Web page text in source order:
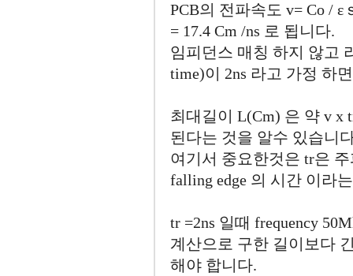
PCB의 전파속도 v= Co /
= 17.4 Cm /ns 로 됩니다.
임피던스 매칭 하지 않고
time)이 2ns 라고 가정 하
최대길이 L(Cm) 은 약 v x
된다는 것을 알수 있습니
여기서 중요한것은 tr은
falling edge 의 시간 이라
tr =2ns 일때 frequency
계산으로 구한 길이보다
해야 합니다.